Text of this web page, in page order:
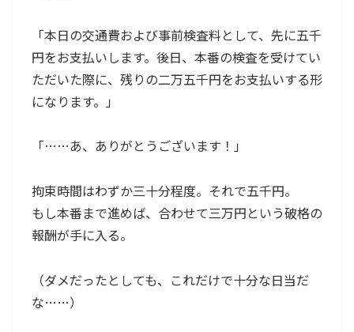
「本日の交通費および事前検査料として、先に五千
円をお支払いします。後日、本番の検査を受けてい
ただいた際に、残りの二万五千円をお支払いする形
になります。」
「……あ、ありがとうございます！」
拘束時間はわずか三十分程度。それで五千円。
もし本番まで進めば、合わせて三万円という破格の
報酬が手に入る。
（ダメだったとしても、これだけで十分な日当だ
な……）